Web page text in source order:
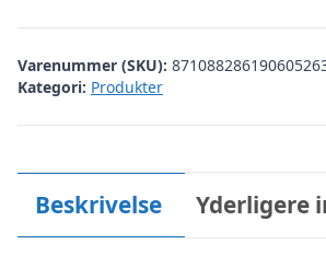
Varenummer (SKU):
Kategori: Produkter
Beskrivelse Yderligere